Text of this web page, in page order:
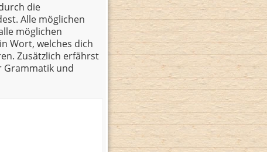
die
Alle möglichen
möglichen
Wort, welches dich
Zusätzlich erfährst
Grammatik und